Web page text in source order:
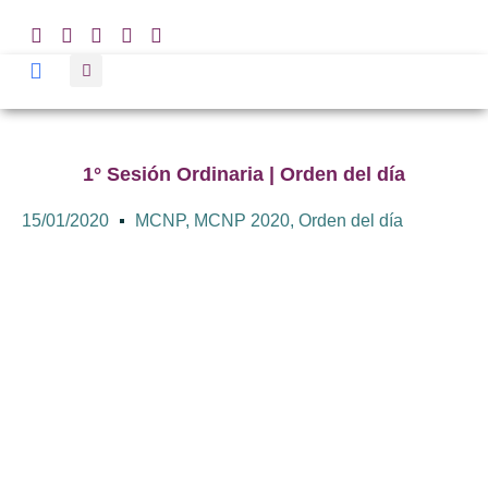
1° Sesión Ordinaria | Orden del día
15/01/2020 MCNP, MCNP 2020, Orden del día